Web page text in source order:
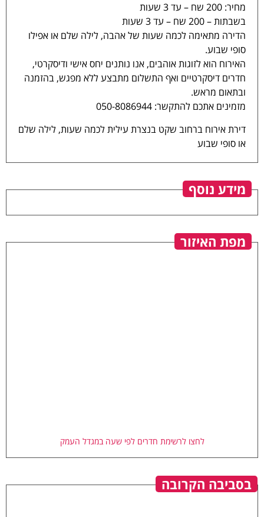
מחיר: 200 שח – עד 3 שעות
בשבתות – 200 שח – עד 3 שעות
הדירה מתאימה לכמה שעות של אהבה, לילה שלם או אפילו
סופי שבוע.
האירוח הוא לזוגות אוהבים, אנו נותנים יחס אישי ודיסקרטי,
חדרים דיסקרטיים ואף התשלום מתבצע ללא מפגש, בהזמנה
ובתאום מראש.
מזמינים אתכם להתקשר: 050-8086944
דירת אירוח ברחוב שקט בנצרת עילית לכמה שעות, לילה שלם
או סופי שבוע
מידע נוסף
מפת האיזור
לחצו לרשימת חדרים לפי שעה במגדל העמק
בסביבה הקרובה